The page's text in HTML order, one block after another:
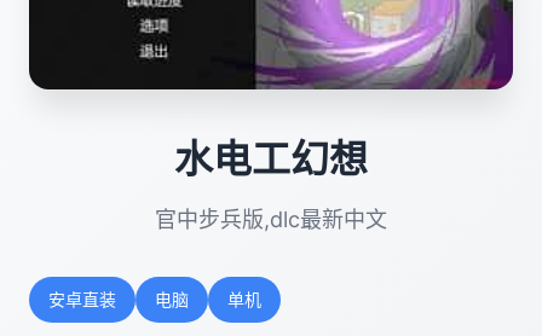
水电工幻想
官中步兵版,dlc最新中文
安卓直装 电脑 单机